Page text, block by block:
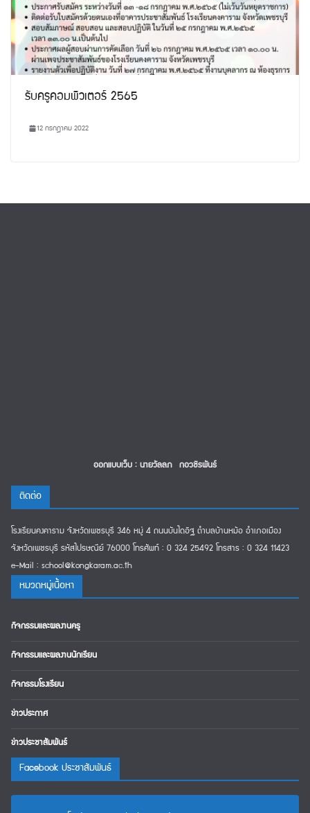
รับครูคอมพิวเตอร์ 2565
12 กรกฎาคม 2022
ออกแบบเว็บ : นายวัลลภ กอวชิรพันธ์
ติดต่อ
โรงเรียนคงคาราม จังหวัดเพชรบุรี 346 หมู่ 4 ถนนบันไดอิฐ ตำบลบ้านหม้อ อำเภอเมือง
จังหวัดเพชรบุรี รหัสไปรษณีย์ 76000 โทรศัพท์ : 0 324 25492 โทรสาร : 0 324 11423
e-Mail : school@kongkaram.ac.th
หมวดหมู่เนืื้อหา
กิจกรรมและผลงานครู
กิจกรรมและผลงานนักเรียน
กิจกรรมโรงเรียน
ข่าวประกาศ
ข่าวประชาสัมพันธ์
Facebook ประชาสัมพันธ์